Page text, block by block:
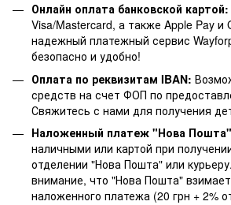
Онлайн оплата банковской картой:
Visa/Mastercard, а также Apple Pay и
надежный платежный сервис
безопасно и удобно!
Оплата по реквизитам IBAN:
средств на счет ФОП по
Свяжитесь с нами для получения
Наложенный платеж "Нова
наличными или картой при
отделении "Нова Пошта" или
внимание, что "Нова Пошта"
наложенного платежа (20 грн + 2%